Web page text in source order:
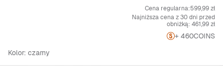
Cena regularna:599,99 zł
Najniższa cena z 30 dni przed
obniżką: 461,99 zł
+ 460COINS
Kolor: czarny